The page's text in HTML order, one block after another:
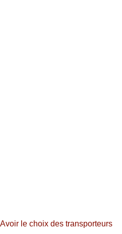
Avoir le choix des transporteurs